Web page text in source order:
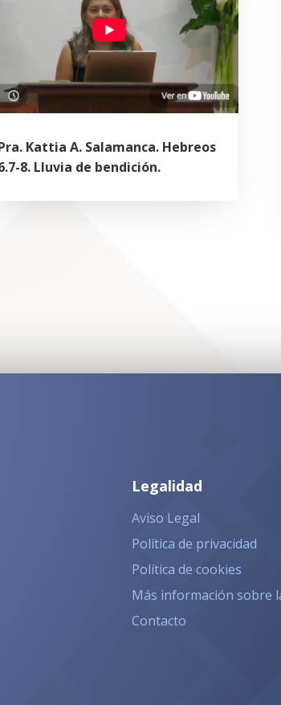
Kattia A. Salamanca. Hebreos
8. Lluvia de bendición.
Legalidad
Aviso Legal
Política de privacidad
Política de cookies
Más información sobre
Contacto